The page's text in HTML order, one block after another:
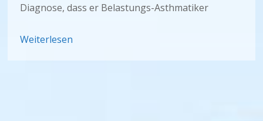
Diagnose, dass er Belastungs-Asthmatiker
Weiterlesen